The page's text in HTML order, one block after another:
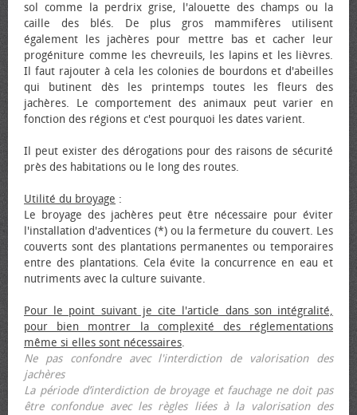
sol comme la perdrix grise, l'alouette des champs ou la
caille des blés. De plus gros mammifères utilisent
également les jachères pour mettre bas et cacher leur
progéniture comme les chevreuils, les lapins et les lièvres.
Il faut rajouter à cela les colonies de bourdons et d'abeilles
qui butinent dès les printemps toutes les fleurs des
jachères. Le comportement des animaux peut varier en
fonction des régions et c'est pourquoi les dates varient.
Il peut exister des dérogations pour des raisons de sécurité
près des habitations ou le long des routes.
Utilité du broyage :
Le broyage des jachères peut être nécessaire pour éviter
l'installation d'adventices (*) ou la fermeture du couvert. Les
couverts sont des plantations permanentes ou temporaires
entre des plantations. Cela évite la concurrence en eau et
nutriments avec la culture suivante.
Pour le point suivant je cite l'article dans son intégralité,
pour bien montrer la complexité des réglementations
même si elles sont nécessaires.
Ne pas confondre avec l'interdiction de valorisation des
jachères
La période d’interdiction de broyage et fauchage ne doit pas
être confondue avec les règles liées à la valorisation des